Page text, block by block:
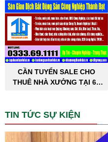
CẦN TUYỂN SALE CHO
THUÊ NHÀ XƯỞNG TẠI 63
TIN TỨC SỰ KIỆN